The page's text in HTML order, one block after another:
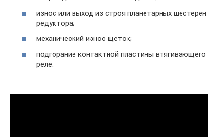
износ или выход из строя планетарных шестерен
редуктора;
механический износ щеток;
подгорание контактной пластины втягивающего
реле.